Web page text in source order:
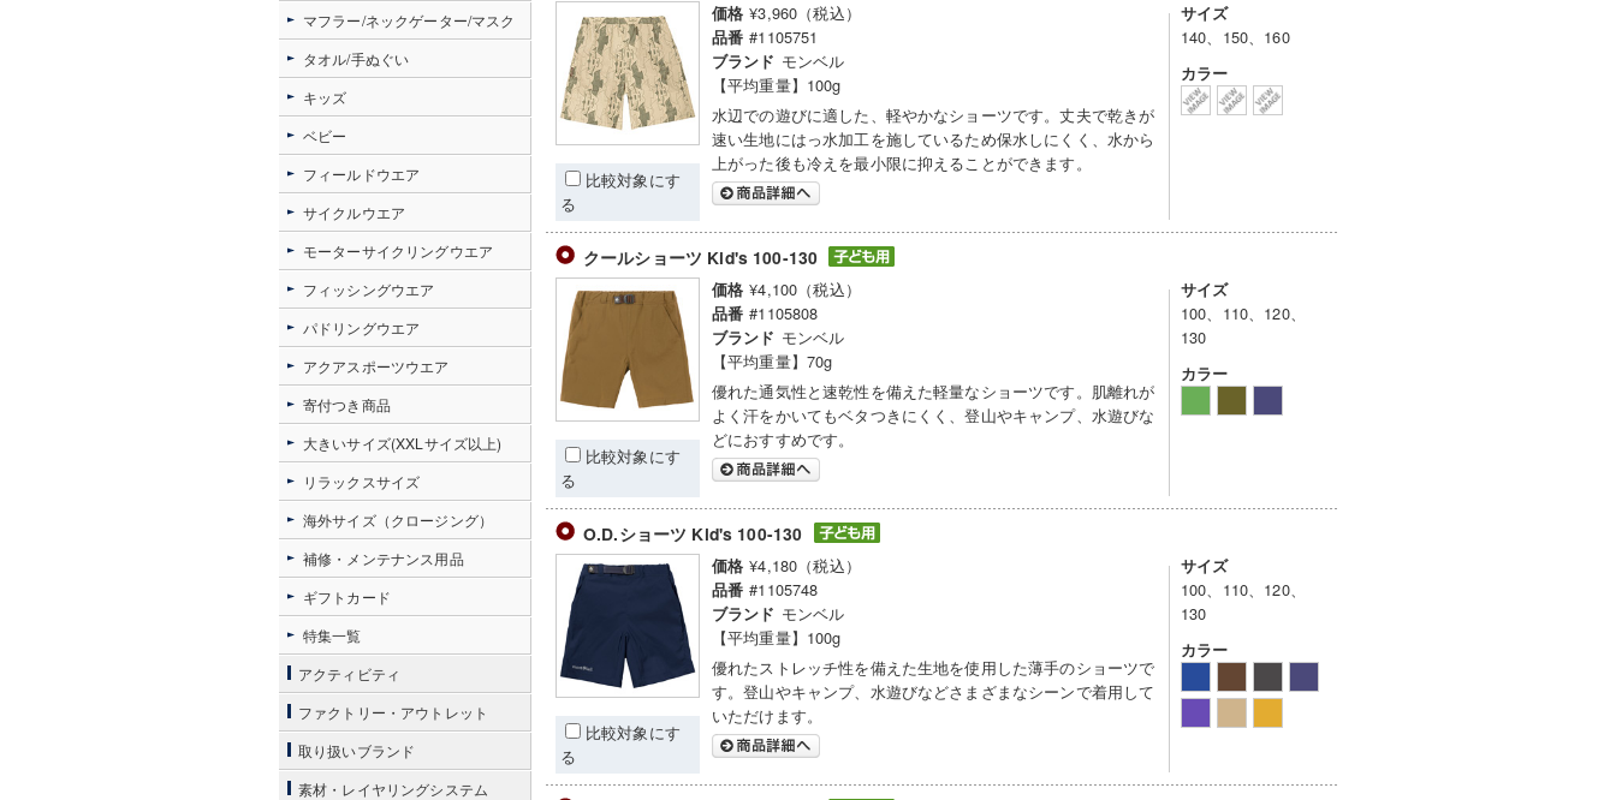
比較対象にす
る
価格 ¥3,960（税込）
品番 #1105751
ブランド モンベル
【平均重量】100g
水辺での遊びに適した、軽やかなショーツです。丈夫で乾きが
速い生地にはっ水加工を施しているため保水しにくく、水から
上がった後も冷えを最小限に抑えることができます。
サイズ
140、150、160
カラー
クールショーツ Kid's 100-130
比較対象にす
る
価格 ¥4,100（税込）
品番 #1105808
ブランド モンベル
【平均重量】70g
優れた通気性と速乾性を備えた軽量なショーツです。肌離れが
よく汗をかいてもベタつきにくく、登山やキャンプ、水遊びな
どにおすすめです。
サイズ
100、110、120、
130
カラー
O.D.ショーツ Kid's 100-130
比較対象にす
る
価格 ¥4,180（税込）
品番 #1105748
ブランド モンベル
【平均重量】100g
優れたストレッチ性を備えた生地を使用した薄手のショーツで
す。登山やキャンプ、水遊びなどさまざまなシーンで着用して
いただけます。
サイズ
100、110、120、
130
カラー
マフラー/ネックゲーター/マスク
タオル/手ぬぐい
キッズ
ベビー
フィールドウエア
サイクルウエア
モーターサイクリングウエア
フィッシングウエア
パドリングウエア
アクアスポーツウエア
寄付つき商品
大きいサイズ(XXLサイズ以上)
リラックスサイズ
海外サイズ（クロージング）
補修・メンテナンス用品
ギフトカード
特集一覧
アクティビティ
ファクトリー・アウトレット
取り扱いブランド
素材・レイヤリングシステム